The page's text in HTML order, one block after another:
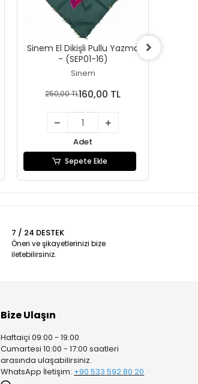
Sinem El Dikişli Pullu Yazma
- (SEP01-16)
Sinem
250,00 TL160,00 TL
Adet
Sepete Ekle
7 / 24 DESTEK
Öneri ve şikayetlerinizi bize
iletebilirsiniz.
Bize Ulaşın
Haftaiçi 09:00 - 19:00
Cumartesi 10:00 - 17:00 saatleri
arasında ulaşabilirsiniz.
WhatsApp İletişim: +90 533 592 80 20